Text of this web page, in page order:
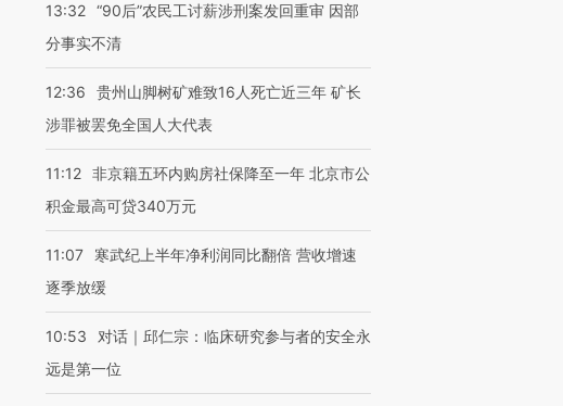
13:32 “90后”农民工讨薪涉刑案发回重审 因部
分事实不清
12:36
贵州山脚树矿难致16人死亡近三年 矿长
涉罪被罢免全国人大代表
11:12 非京籍五环内购房社保降至一年 北京市公
积金最高可贷340万元
11:07
寒武纪上半年净利润同比翻倍 营收增速
逐季放缓
10:53
对话｜邱仁宗：临床研究参与者的安全永
远是第一位